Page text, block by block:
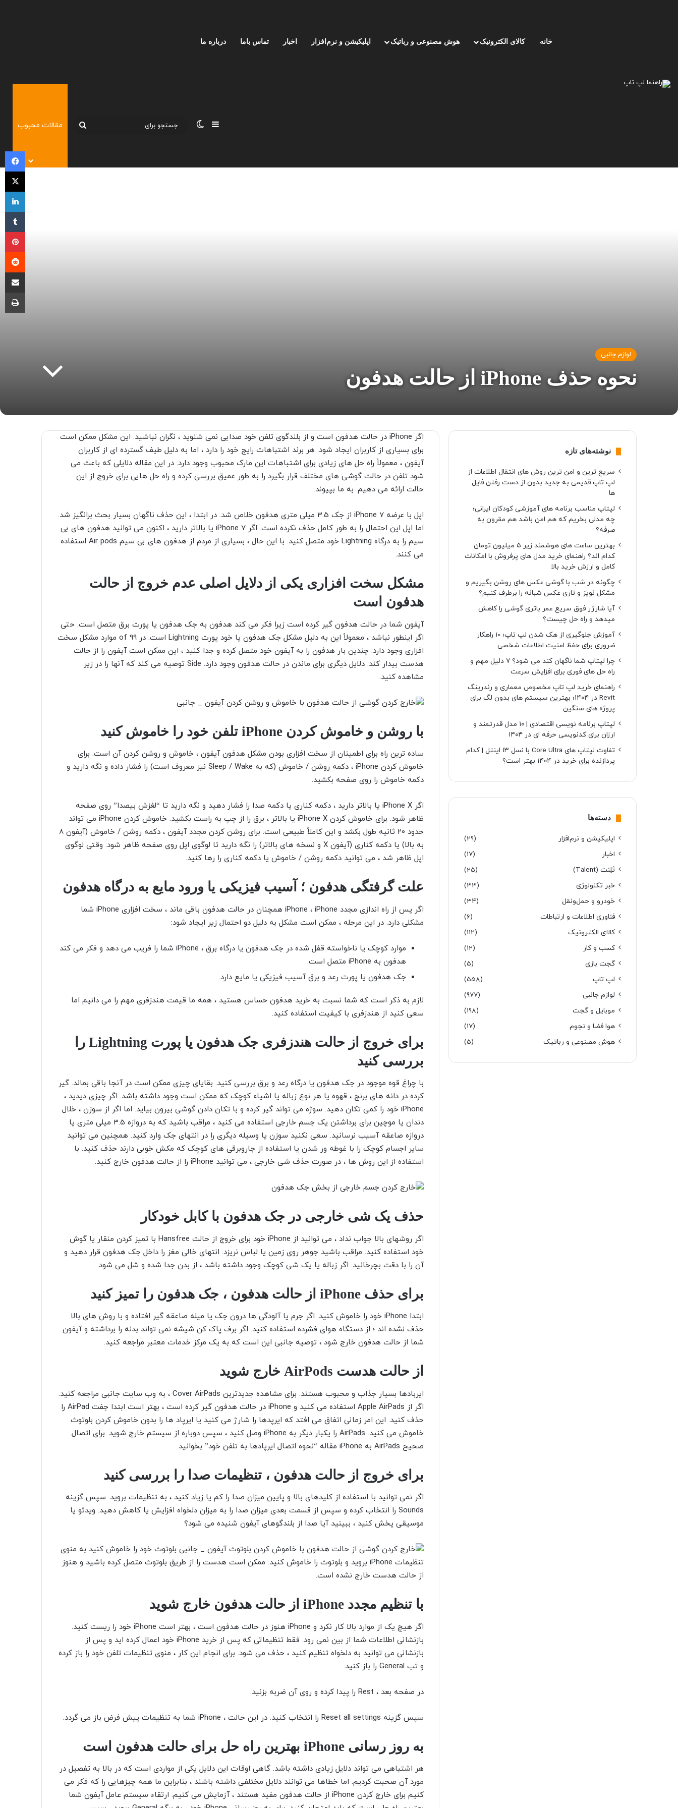
خانه کالای الکترونیک هوش مصنوعی و رباتیک اپلیکیشن و نرم‌افزار اخبار تماس باما درباره ما
نوارکناریتغییر پوسته جستجومقالات محبوب
لوازم جانبی
نحوه حذف iPhone از حالت هدفون
اگر iPhone در حالت هدفون است و از بلندگوی تلفن خود صدایی نمی شنوید ، نگران نباشید. این مشکل ممکن است
برای بسیاری از کاربران ایجاد شود. هر برند اشتباهات رایج خود را دارد ، اما به دلیل طیف گسترده ای از کاربران
آیفون ، معمولاً راه حل های زیادی برای اشتباهات این مارک محبوب وجود دارد. در این مقاله دلایلی که باعث می
شود تلفن در حالت گوشی های مختلف قرار بگیرد را به طور عمیق بررسی کرده و راه حل هایی برای خروج از این
حالت ارائه می دهیم. به ما بپیوند.
اپل با عرضه iPhone 7 از جک 3.5 میلی متری هدفون خلاص شد. در ابتدا ، این حذف ناگهان بسیار بحث برانگیز شد.
اما اپل این احتمال را به طور کامل حذف نکرده است. اگر iPhone 7 یا بالاتر دارید ، اکنون می توانید هدفون های بی
سیم را به درگاه Lightning خود متصل کنید. با این حال ، بسیاری از مردم از هدفون های بی سیم Air pods استفاده
می کنند.
مشکل سخت افزاری یکی از دلایل اصلی عدم خروج از حالت
هدفون است
آیفون شما در حالت هدفون گیر کرده است زیرا فکر می کند هدفون به جک هدفون یا پورت برق متصل است. حتی
اگر اینطور نباشد ، معمولاً این به دلیل مشکل جک هدفون یا خود پورت Lightning است. در 99 of موارد مشکل سخت
افزاری وجود دارد. چندین بار هدفون را به آیفون خود متصل کرده و جدا کنید ، این ممکن است آیفون را از حالت
هدست بیدار کند. دلایل دیگری برای ماندن در حالت هدفون وجود دارد. Side توصیه می کند که آنها را در زیر
مشاهده کنید.
با روشن و خاموش کردن iPhone تلفن خود را خاموش کنید
ساده ترین راه برای اطمینان از سخت افزاری بودن مشکل هدفون آیفون ، خاموش و روشن کردن آن است. برای
خاموش کردن iPhone ، دکمه روشن / خاموش (که به Sleep / Wake نیز معروف است) را فشار داده و نگه دارید و
دکمه خاموش را روی صفحه بکشید.
اگر iPhone X یا بالاتر دارید ، دکمه کناری یا دکمه صدا را فشار دهید و نگه داریدتا “لغزش بیصدا” روی صفحه
ظاهر شود. برای خاموش کردن iPhone X
یا بالاتر ، برق
را از چپ به راست بکشید. خاموش کردن iPhone می تواند
حدود 20 ثانیه طول بکشد و این کاملاً طبیعی است. برای روشن کردن مجدد آیفون ، دکمه روشن / خاموش (آیفون 8
به بالا) یا دکمه کناری (آیفون X و نسخه های بالاتر) را نگه دارید تا لوگوی اپل روی صفحه ظاهر شود. وقتی لوگوی
اپل ظاهر شد ، می توانید دکمه روشن / خاموش یا دکمه کناری را رها کنید.
علت گرفتگی هدفون ؛ آسیب فیزیکی یا ورود مایع به درگاه هدفون
اگر پس از راه اندازی مجدد iPhone ، iPhone همچنان در حالت هدفون باقی ماند ، سخت افزاری iPhone شما
مشکلی دارد. در این مرحله ، ممکن است مشکل به دلیل دو احتمال زیر ایجاد شود:
موارد کوچک یا ناخواسته قفل شده در جک هدفون یا درگاه برق ، iPhone شما را فریب می دهد و فکر می کند
هدفون به iPhone متصل است.
جک هدفون یا پورت رعد و برق آسیب فیزیکی یا مایع دارد.
لازم به ذکر است که شما نسبت به خرید هدفون حساس هستید ، همه ما قیمت هندزفری مهم را می دانیم اما
سعی کنید از هندزفری با کیفیت استفاده کنید.
برای خروج از حالت هندزفری جک هدفون یا پورت Lightning را
بررسی کنید
با چراغ قوه موجود در جک هدفون یا درگاه رعد و برق بررسی کنید. بقایای چیزی ممکن است در آنجا باقی بماند. گیر
کرده در دانه های برنج ، قهوه یا هر نوع زباله یا اشیاء کوچک که ممکن است وجود داشته باشد. اگر چیزی دیدید ،
iPhone خود را کمی تکان دهید. سوژه می تواند گیر کرده و با تکان دادن گوشی بیرون بیاید. اما اگر از سوزن ، خلال
دندان یا موچین برای برداشتن یک جسم خارجی استفاده می کنید ، مراقب باشید که به دروازه 3.5 میلی متری یا
دروازه صاعقه آسیب نرسانید. سعی نکنید سوزن یا وسیله دیگری را در انتهای جک وارد کنید. همچنین می توانید
سایر اجسام کوچک را با غوطه ور شدن یا استفاده از جاروبرقی های کوچک که مکش خوبی دارند حذف کنید. با
استفاده از این روش ها ، در صورت حذف شی خارجی ، می توانید iPhone را از حالت هدفون خارج کنید.
حذف یک شی خارجی در جک هدفون با کابل خودکار
اگر روشهای بالا جواب نداد ، می توانید از iPhone خود برای خروج از حالت Hansfree با تمیز کردن منقار یا گوش
خود استفاده کنید. مراقب باشید جوهر روی زمین یا لباس نریزد. انتهای خالی مغز را داخل جک هدفون قرار دهید و
آن را با دقت بچرخانید. اگر زباله یا یک شی کوچک وجود داشته باشد ، از بدن جدا شده و شل می شود.
برای حذف iPhone از حالت هدفون ، جک هدفون را تمیز کنید
ابتدا iPhone خود را خاموش کنید. اگر جرم یا آلودگی ها درون جک یا میله صاعقه گیر افتاده و با روش های بالا
حذف نشده اند ؛ از دستگاه هوای فشرده استفاده کنید. اگر برف پاک کن شیشه نمی تواند بدنه را برداشته و آیفون
شما از حالت هدفون خارج شود ، توصیه جانبی این است که به یک مرکز خدمات معتبر مراجعه کنید.
از حالت هدست AirPods خارج شوید
ایربادها بسیار جذاب و محبوب هستند. برای مشاهده جدیدترین Cover AirPads ، به وب سایت جانبی مراجعه کنید.
اگر از Apple AirPads استفاده می کنید و iPhone در حالت هدفون گیر کرده است ، بهتر است ابتدا جفت AirPad را
حذف کنید. این امر زمانی اتفاق می افتد که ایرپدها را شارژ می کنید یا ایرپاد ها را بدون خاموش کردن بلوتوث
خاموش می کنید. AirPads را یکبار دیگر به iPhone وصل کنید ، سپس دوباره از سیستم خارج شوید. برای اتصال
صحیح AirPads به iPhone مقاله “نحوه اتصال ایرپادها به تلفن خود” بخوانید.
برای خروج از حالت هدفون ، تنظیمات صدا را بررسی کنید
اگر نمی توانید با استفاده از کلیدهای بالا و پایین میزان صدا را کم یا زیاد کنید ، به تنظیمات بروید. سپس گزینه
Sounds را انتخاب کرده و سپس از قسمت بعدی میزان صدا را به میزان دلخواه افزایش یا کاهش دهید. ویدئو یا
موسیقی پخش کنید ، ببینید آیا صدا از بلندگوهای آیفون شنیده می شود؟
به منوی
تنظیمات iPhone بروید و بلوتوث را خاموش کنید. ممکن است هدست را از طریق بلوتوث متصل کرده باشید و هنوز
از حالت هدست خارج نشده است.
با تنظیم مجدد iPhone از حالت هدفون خارج شوید
اگر هیچ یک از موارد بالا کار نکرد و iPhone هنوز در حالت هدفون است ، بهتر است iPhone خود را ریست کنید.
بازنشانی اطلاعات شما از بین نمی رود. فقط تنظیماتی که پس از خرید iPhone خود اعمال کرده اید و پس از
بازنشانی می توانید به دلخواه تنظیم کنید ، حذف می شود. برای انجام این کار ، منوی تنظیمات تلفن خود را باز کرده
و تب General را باز کنید.
در صفحه بعد ، Rest را پیدا کرده و روی آن ضربه بزنید.
سپس گزینه Reset all settings را انتخاب کنید. در این حالت ، iPhone شما به تنظیمات پیش فرض باز می گردد.
به روز رسانی iPhone بهترین راه حل برای حالت هدفون است
هر اشتباهی می تواند دلایل زیادی داشته باشد. گاهی اوقات این دلایل یکی از مواردی است که در بالا به تفصیل در
مورد آن صحبت کردیم. اما خطاها می توانند دلایل مختلفی داشته باشند ، بنابراین ما همه چیزهایی را که فکر می
کنیم برای خارج کردن iPhone از حالت هدفون مفید هستند ، آزمایش می کنیم. ارتقاء سیستم عامل آیفون شما
نوشته‌های تازه
سریع ترین و امن ترین روش های انتقال اطلاعات از
لپ تاپ قدیمی به جدید بدون از دست رفتن فایل
ها
لپتاپ مناسب برنامه های آموزشی کودکان ایرانی؛
چه مدلی بخریم که هم امن باشد هم مقرون به
صرفه؟
بهترین ساعت های هوشمند زیر ۵ میلیون تومان
کدام اند؟ راهنمای خرید مدل های پرفروش با امکانات
کامل و ارزش خرید بالا
چگونه در شب با گوشی عکس های روشن بگیریم و
مشکل نویز و تاری عکس شبانه را برطرف کنیم؟
آیا شارژر فوق سریع عمر باتری گوشی را کاهش
میدهد و راه حل چیست؟
آموزش جلوگیری از هک شدن لپ تاپ؛ 10 راهکار
ضروری برای حفظ امنیت اطلاعات شخصی
چرا لپتاپ شما ناگهان کند می شود؟ ۷ دلیل مهم و
راه حل های فوری برای افزایش سرعت
راهنمای خرید لپ تاپ مخصوص معماری و رندرینگ
Revit در ۱۴۰۴؛ بهترین سیستم های بدون لگ برای
پروژه های سنگین
لپتاپ برنامه نویسی اقتصادی | ۱۰ مدل قدرتمند و
ارزان برای کدنویسی حرفه ای در ۱۴۰۴
تفاوت لپتاپ های Core Ultra با نسل ۱۳ اینتل | کدام
پردازنده برای خرید در ۱۴۰۴ بهتر است؟
دسته‌ها
اپلیکیشن و نرم‌افزار
(29)
اخبار
(17)
تَلِنت (Talent)
(25)
خبر تکنولوژی
(33)
خودرو و حمل‌و‌نقل
(34)
فناوری اطلاعات و ارتباطات
(6)
کالای الکترونیک
(112)
کسب و کار
(12)
گجت بازی
(5)
لپ تاپ
(558)
لوازم جانبی
(977)
موبایل و گجت
(198)
هوا فضا و نجوم
(17)
هوش مصنوعی و رباتیک
(5)